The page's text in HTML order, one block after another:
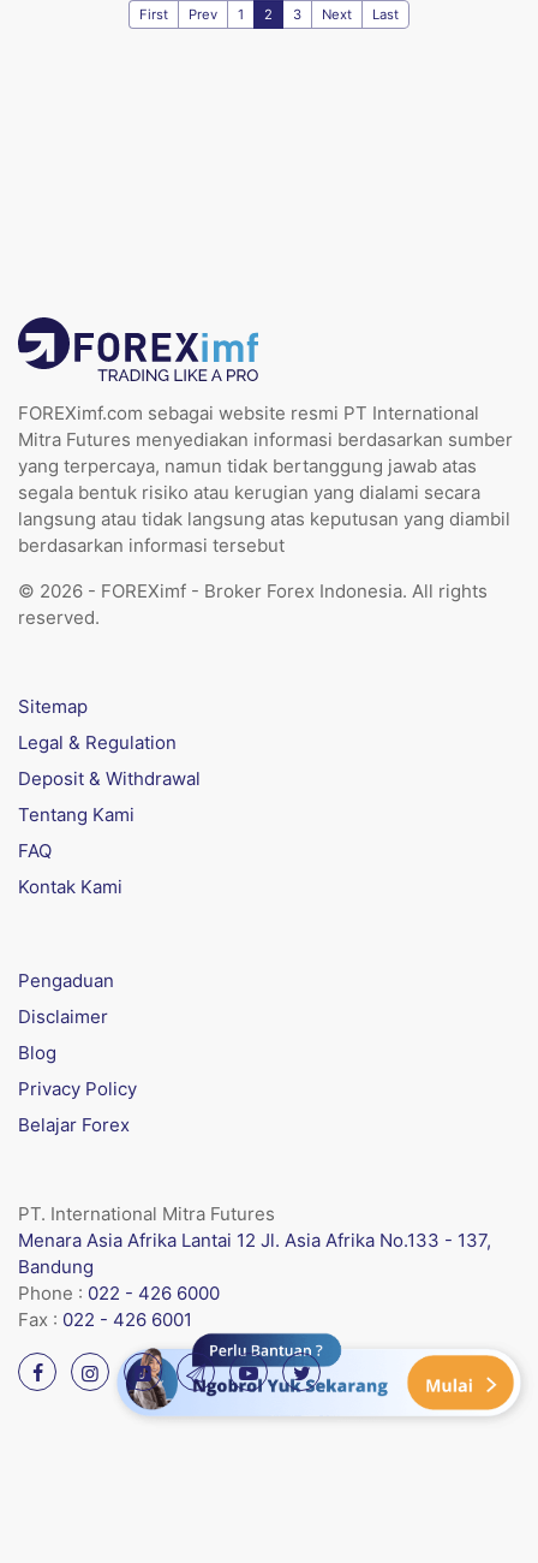
First Prev 1 2 3 Next Last
FOREXimf.com sebagai website resmi PT International
Mitra Futures menyediakan informasi berdasarkan sumber
yang terpercaya, namun tidak bertanggung jawab atas
segala bentuk risiko atau kerugian yang dialami secara
langsung atau tidak langsung atas keputusan yang diambil
berdasarkan informasi tersebut
© 2026 - FOREXimf - Broker Forex Indonesia. All rights
reserved.
Sitemap
Legal & Regulation
Deposit & Withdrawal
Tentang Kami
FAQ
Kontak Kami
Pengaduan
Disclaimer
Blog
Privacy Policy
Belajar Forex
PT. International Mitra Futures
Menara Asia Afrika Lantai 12 Jl. Asia Afrika No.133 - 137,
Bandung
Phone : 022 - 426 6000
Fax : 022 - 426 6001